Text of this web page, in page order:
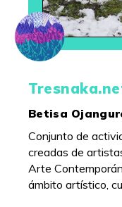
Betisa
Conjunto de
creadas de
Arte
ámbito artístico,